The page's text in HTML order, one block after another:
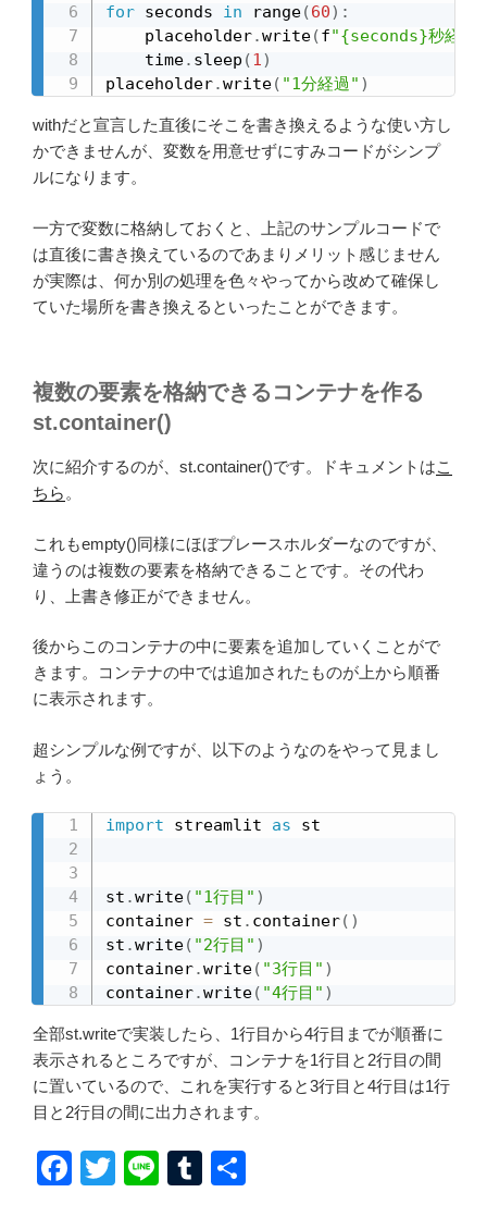
for seconds in range(60) :
    placeholder
.write(f"{seconds}秒経
    time
. sleep (1)
placeholder.write( "1分経過" )
withだと宣言した直後にそこを書き換えるような使い方し
かできませんが、変数を用意せずにすみコードがシンプ
ルになります。
一方で変数に格納しておくと、上記のサンプルコードで
は直後に書き換えているのであまりメリット感じません
が実際は、何か別の処理を色々やってから改めて確保し
ていた場所を書き換えるといったことができます。
複数の要素を格納できるコンテナを作る
st.container()
次に紹介するのが、st.container()です。ドキュメントはこ
ちら 。
これもempty()同様にほぼプレースホルダーなのですが、
違うのは複数の要素を格納できることです。その代わ
り、上書き修正ができません。
後からこのコンテナの中に要素を追加していくことがで
きます。コンテナの中では追加されたものが上から順番
に表示されます。
超シンプルな例ですが、以下のようなのをやって見まし
ょう。
import streamlit as st
st .write( "1行目" )
container = st . container( )
st .write( "2行目" )
container.write( "3行目" )
container.write( "4行目" )
全部st.writeで実装したら、1行目から4行目までが順番に
表示されるところですが、コンテナを1行目と2行目の間
に置いているので、これを実行すると3行目と4行目は1行
目と2行目の間に出力されます。
F
T
Li
T